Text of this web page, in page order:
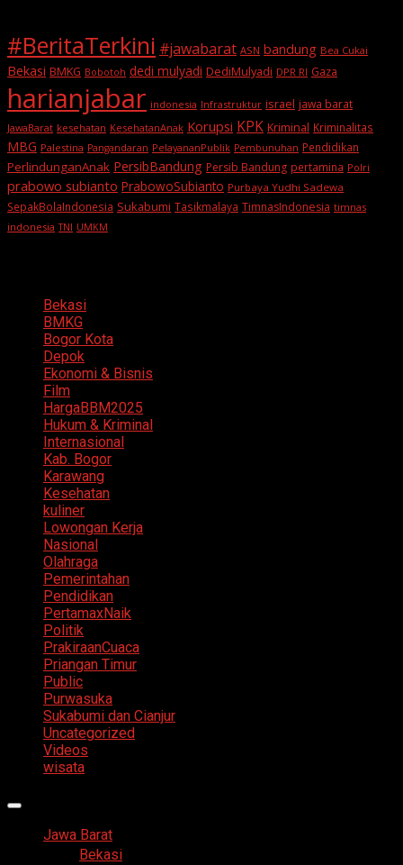
#BeritaTerkini #jawabarat ASN bandung Bea Cukai
Bekasi BMKG Bobotoh dedi mulyadi DediMulyadi DPR RI Gaza
harianjabar indonesia Infrastruktur israel jawa barat
JawaBarat kesehatan KesehatanAnak Korupsi KPK Kriminal Kriminalitas
MBG Palestina Pangandaran PelayananPublik Pembunuhan Pendidikan
PerlindunganAnak PersibBandung Persib Bandung pertamina Polri
prabowo subianto PrabowoSubianto Purbaya Yudhi Sadewa
SepakBolaIndonesia Sukabumi Tasikmalaya TimnasIndonesia timnas
indonesia TNI UMKM
Bekasi
BMKG
Bogor Kota
Depok
Ekonomi & Bisnis
Film
HargaBBM2025
Hukum & Kriminal
Internasional
Kab. Bogor
Karawang
Kesehatan
kuliner
Lowongan Kerja
Nasional
Olahraga
Pemerintahan
Pendidikan
PertamaxNaik
Politik
PrakiraanCuaca
Priangan Timur
Public
Purwasuka
Sukabumi dan Cianjur
Uncategorized
Videos
wisata
Primary
Jawa Barat
Bekasi